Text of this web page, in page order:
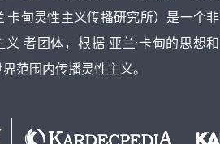
·卡甸灵性主义传播研究所）是一个非
义 者团体，根据 亚兰·卡甸的思想和
范围内传播灵性主义。